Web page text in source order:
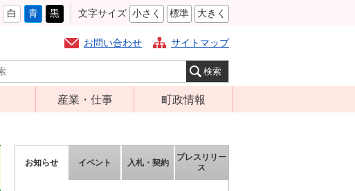
白 青 黒 文字サイズ 小さく 標準 大きく
お問い合わせ サイトマップ
産業・仕事
就労支援
町政情報
組織案内
庁舎案内
お知らせ イベント 入札・契約
プレスリリー
ス